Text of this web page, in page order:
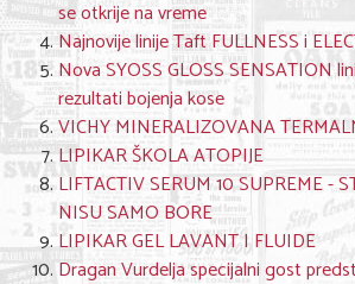
se otkrije na vreme
Najnovije linije Taft FULLNESS i
Nova SYOSS GLOSS SENSATION
rezultati bojenja kose
VICHY MINERALIZOVANA
LIPIKAR ŠKOLA ATOPIJE
LIFTACTIV SERUM 10 SUPREME -
NISU SAMO BORE
LIPIKAR GEL LAVANT I FLUIDE
Dragan Vurdelja specijalni gost